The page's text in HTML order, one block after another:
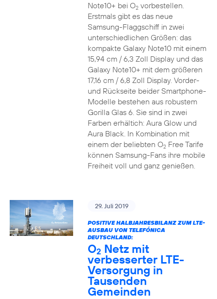
Note10+ bei O2vorbestellen.
Erstmals gibt es das neue
Samsung-Flaggschiff in zwei
unterschiedlichen Größen: das
kompakte Galaxy Note10 mit einem
15,94 cm / 6,3 Zoll Display und das
Galaxy Note10+ mit dem größeren
17,16 cm / 6,8 Zoll Display. Vorder-
und Rückseite beider Smartphone-
Modelle bestehen aus robustem
Gorilla Glas 6. Sie sind in zwei
Farben erhältich: Aura Glow und
Aura Black. In Kombination mit
einem der beliebten O2Free Tarife
können Samsung-Fans ihre mobile
Freiheit voll und ganz genießen.
29. Juli 2019
POSITIVE HALBJAHRESBILANZ ZUM LTE-
AUSBAU VON TELEFÓNICA
DEUTSCHLAND:
O2 Netz mit
verbesserter LTE-
Versorgung in
Tausenden
Gemeinden